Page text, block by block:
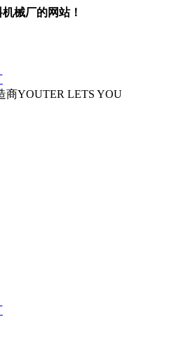
械厂的网站！
商YOUTER LETS YOU